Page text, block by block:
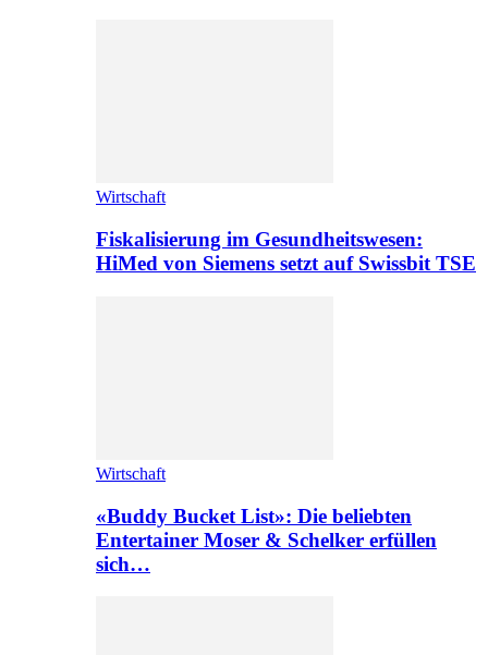
Wirtschaft
Fiskalisierung im Gesundheitswesen:
HiMed von Siemens setzt auf Swissbit TSE
Wirtschaft
«Buddy Bucket List»: Die beliebten
Entertainer Moser & Schelker erfüllen
sich…